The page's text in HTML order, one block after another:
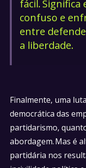
fácil.
confuso e
entre
a liberdade.
Finalmente, uma
democrática das
partidarismo,
abordagem. Mas é
partidária nos